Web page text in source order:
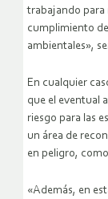
trabajando para
cumplimiento
ambientales»,
En cualquier
que el eventual
riesgo para las
un área de
en peligro,
«Además, en